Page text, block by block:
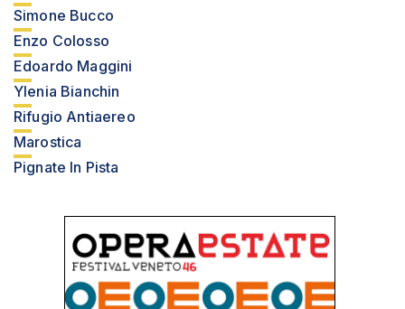
Simone Bucco
Enzo Colosso
Edoardo Maggini
Ylenia Bianchin
Rifugio Antiaereo
Marostica
Pignate In Pista